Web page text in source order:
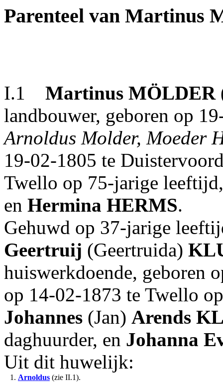
Parenteel van Martinus
I.1 Martinus MÖLDER
landbouwer, geboren op
Arnoldus Molder, Moeder
19-02-1805 te
Twello op 75-jarige
en Hermina HERMS.
Gehuwd op 37-jarige
Geertruij (Geertruida)
huiswerkdoende, geboren
op 14-02-1873 te Twello
Johannes (Jan) Arends
daghuurder, en Johanna
Uit dit huwelijk:
1. Arnoldus (zie II.1).